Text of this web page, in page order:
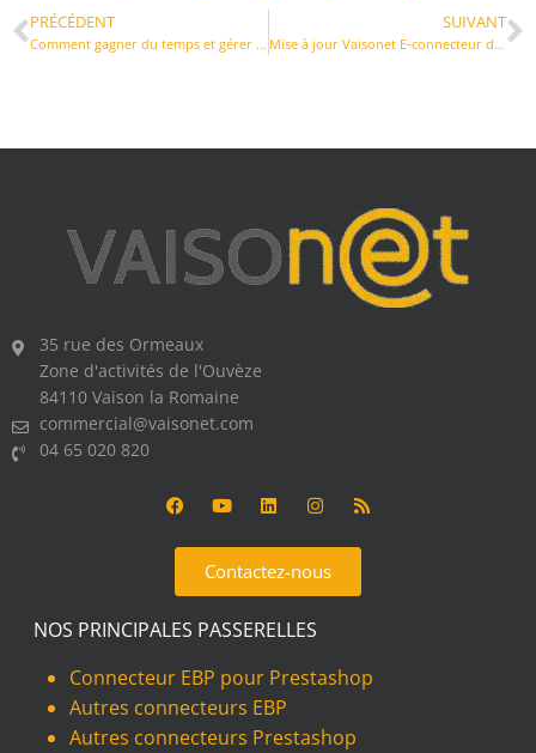
PRÉCÉDENT
Comment gagner du temps et gérer correctement la comptabilité et l’inventaire WooCommerce
SUIVANT
Mise à jour Vaisonet E-connecteur d’Octobre 2019
35 rue des Ormeaux
Zone d'activités de l'Ouvèze
84110 Vaison la Romaine
commercial@vaisonet.com
04 65 020 820
Contactez-nous
NOS PRINCIPALES PASSERELLES
Connecteur EBP pour Prestashop
Autres connecteurs EBP
Autres connecteurs Prestashop